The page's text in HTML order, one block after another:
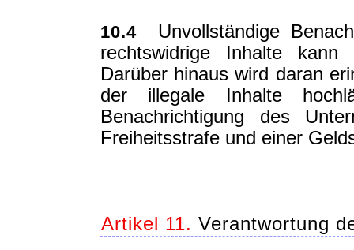
10.4 Unvollständige
rechtswidrige Inhalte
Darüber hinaus wird daran
der illegale Inhalte
Benachrichtigung des
Freiheitsstrafe und einer
Artikel 11. Verantwortung